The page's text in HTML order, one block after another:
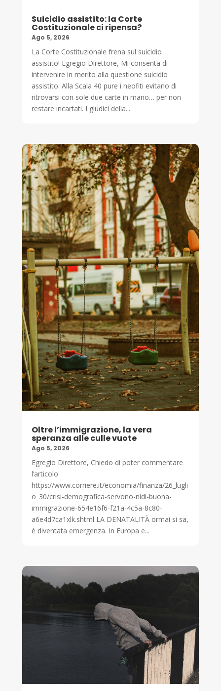
Suicidio assistito: la Corte
Costituzionale ci ripensa?
Ago 5, 2026
La Corte Costituzionale frena sul suicidio
assistito! Egregio Direttore, Mi consenta di
intervenire in merito alla questione suicidio
assistito. Alla Scala 40 pure i neofiti evitano di
ritrovarsi con sole due carte in mano… per non
restare incartati. I giudici della...
Oltre l’immigrazione, la vera
speranza alle culle vuote
Ago 5, 2026
Egregio Direttore, Chiedo di poter commentare
l’articolo
https://www.corriere.it/economia/finanza/26_lugli
o_30/crisi-demografica-servono-nidi-buona-
immigrazione-654e16f6-f21a-4c5a-8c80-
a6e4d7ca1xlk.shtml LA DENATALITÀ ormai si sa,
è diventata emergenza. In Europa e...